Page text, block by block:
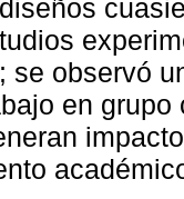
se observó
en